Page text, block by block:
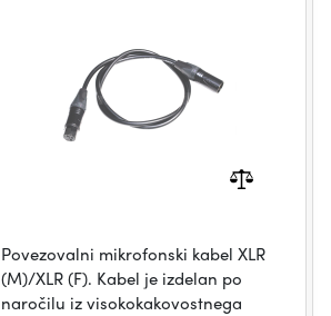
Povezovalni mikrofonski kabel XLR
(M)/XLR (F). Kabel je izdelan po
naročilu iz visokokakovostnega